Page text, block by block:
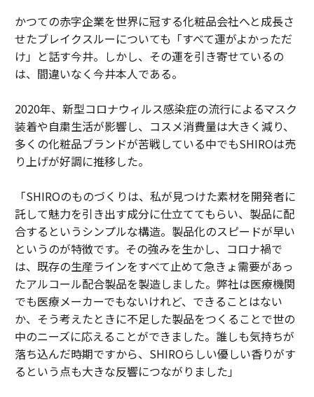
かつての赤字企業を世界に冠する化粧品会社へと成長さ
せたブレイクスルーについても「すべて運がよかっただ
け」と話す今井。しかし、その運を引き寄せているの
は、間違いなく今井本人である。
2020年、新型コロナウィルス感染症の流行によるマスク
装着や自粛生活が影響し、コスメ消費量は大きく減り、
多くの化粧品ブランドが苦戦している中でもSHIROは売
り上げが好調に推移した。
「SHIROのものづくりは、私が見つけた素材を開発者に
託して魅力を引き出す成分に仕立ててもらい、製品に配
合するというシンプルな構造。製品化のスピードが早い
というのが特徴です。その強みを生かし、コロナ禍で
は、既存の生産ラインをすべて止めて急きょ需要があっ
たアルコール配合製品を製造しました。弊社は医療機関
でも医療メーカーでもないけれど、できることはない
か、そう考えたときに不足した製品をつくることで世の
中のニーズに応えることができました。誰しも気持ちが
落ち込んだ時期ですから、SHIROらしい優しい香りがす
るという点も大きな反響につながりました」